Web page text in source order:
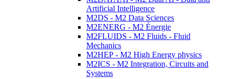
Artificial Intelligence
M2DS - M2 Data Sciences
M2ENERG - M2 Énergie
M2FLUIDS - M2 Fluids - Fluid
Mechanics
M2HEP - M2 High Energy physics
M2ICS - M2 Integration, Circuits and
Systems